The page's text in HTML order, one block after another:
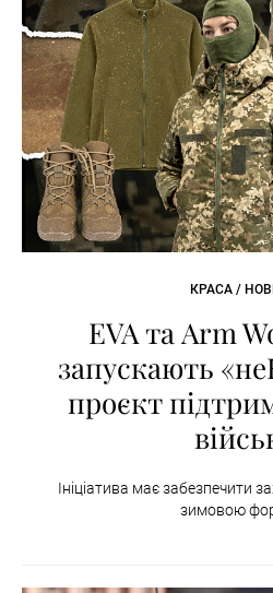
КРАСА /
EVA та Arm
запускають
проєкт
Ініціатива має забезпечити
зимовою